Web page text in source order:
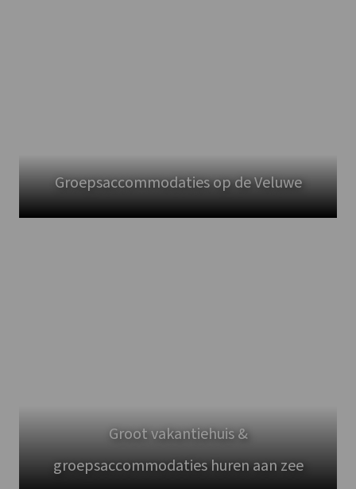
Groepsaccommodaties op de Veluwe
Groot vakantiehuis &
groepsaccommodaties huren aan zee